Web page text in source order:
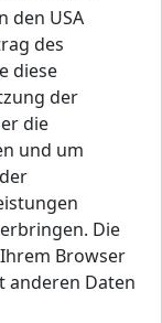
den USA
des
diese
der
die
und um
Die
Browser
anderen Daten